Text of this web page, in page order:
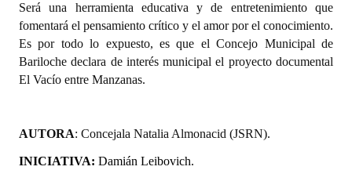
Banca del Vecino - Registro
Huéspedes de Honor - Registro
Antiguos Pobladores - Registro
Bariloche, Municipio intercultural
Será una herramienta educativa y de entretenimiento que
fomentará el pensamiento crítico y el amor por el conocimiento.
Es por todo lo expuesto, es que el Concejo Municipal de
Bariloche declara de interés municipal el proyecto documental
El Vacío entre Manzanas.
AUTORA: Concejala Natalia Almonacid (JSRN).
INICIATIVA: Damián Leibovich.